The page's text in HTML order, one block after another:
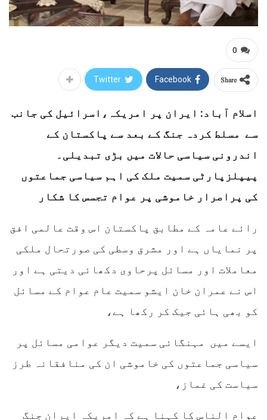
0
Share
Facebook
Twitter
اسلام آباد: ایران پر امریکہ،اسرائیل کی جانب
سے مسلط کردہ جنگ کے بعد سے پاکستان کے
اندرونی سیاسی حالات میں بڑی تبدیلی۔
پیپلزپارٹی سمیت ملک کی اہم سیاسی جماعتوں
کی پراصرار خاموشی پر عوام تجسس کا شکار
رائے عامہ کے مطابق پاکستان اس وقت عالمی افق
پر نمایاں ہے اور مشرق وسطی کی صورتحال ملکی
معاملات اور مسائل پرحاوی دکھائی دیتی ہے اور
اس نے عمران خان ایشو سمیت عام عوام کے مسائل
کو بھی ہائی جیک کر رکھا ہے،
ایسے میں مہنگائی سمیت دیگر عوامی مسائل پر
سیاسی جماعتوں کی خاموشی ان کی منافقانہ طرز
سیاست کی غماز،
عوام الناس کا کہنا ہے کہ امریکہ ایران جنگ